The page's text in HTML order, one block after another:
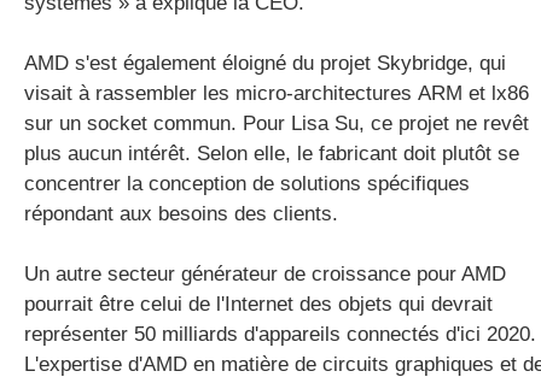
AMD s'est également éloigné du projet Skybridge, qui
visait à rassembler les micro-architectures ARM et lx86
sur un socket commun. Pour Lisa Su, ce projet ne revêt
plus aucun intérêt. Selon elle, le fabricant doit plutôt se
concentrer la conception de solutions spécifiques
répondant aux besoins des clients.
Un autre secteur générateur de croissance pour AMD
pourrait être celui de l'Internet des objets qui devrait
représenter 50 milliards d'appareils connectés d'ici 2020.
L'expertise d'AMD en matière de circuits graphiques et